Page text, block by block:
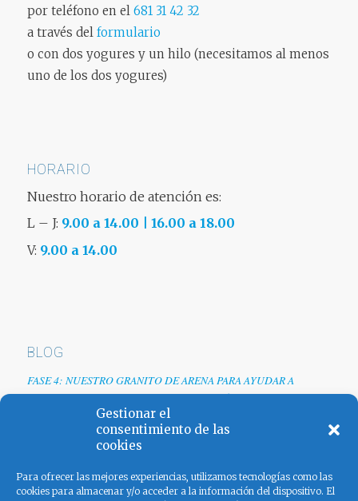
Gestionar el
consentimiento de las
cookies
Para ofrecer las mejores experiencias, utilizamos tecnologías como las
cookies para almacenar y/o acceder a la información del dispositivo. El
por teléfono en el 681 31 42 32
a través del formulario
o con dos yogures y un hilo (necesitamos al menos
uno de los dos yogures)
HORARIO
Nuestro horario de atención es:
L – J: 9.00 a 14.00 | 16.00 a 18.00
V: 9.00 a 14.00
BLOG
FASE 4: NUESTRO GRANITO DE ARENA PARA AYUDAR A
EMPRESAS TRAS LA CRISIS DEL COVID-19
Renovamos web